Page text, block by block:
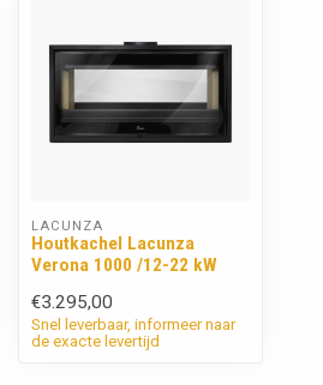
LACUNZA
Houtkachel Lacunza
Verona 1000 /12-22 kW
€3.295,00
Snel leverbaar, informeer naar
de exacte levertijd